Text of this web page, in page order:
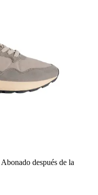
Abonado después de la